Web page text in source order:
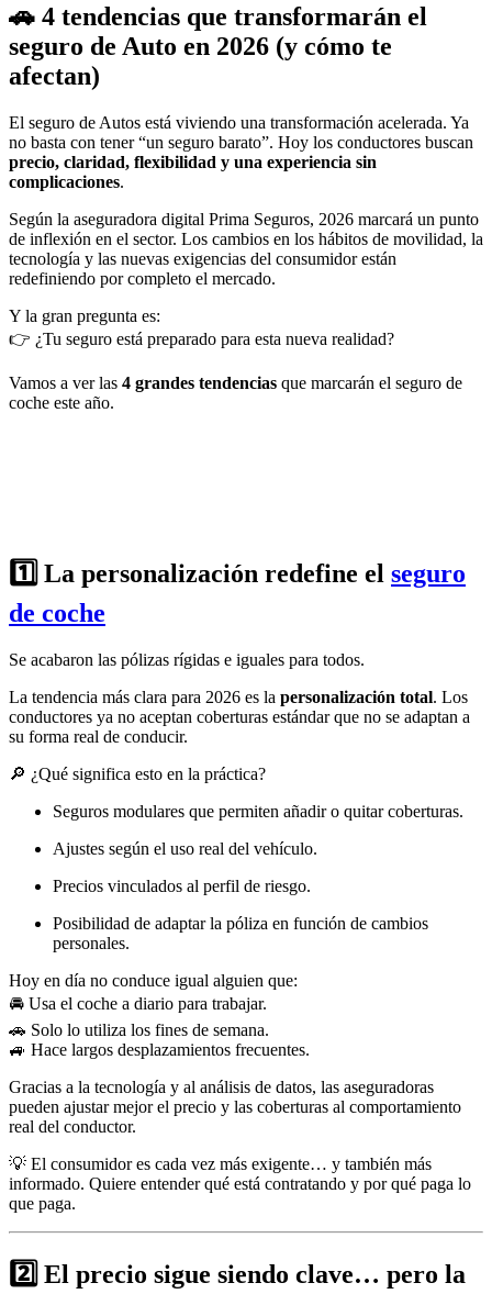
🚗 4 tendencias que transformarán el
seguro de Auto en 2026 (y cómo te
afectan)
El seguro de Autos está viviendo una transformación acelerada. Ya
no basta con tener “un seguro barato”. Hoy los conductores buscan
precio, claridad, flexibilidad y una experiencia sin
complicaciones.
Según la aseguradora digital Prima Seguros, 2026 marcará un punto
de inflexión en el sector. Los cambios en los hábitos de movilidad, la
tecnología y las nuevas exigencias del consumidor están
redefiniendo por completo el mercado.
Y la gran pregunta es:
👉 ¿Tu seguro está preparado para esta nueva realidad?
Vamos a ver las 4 grandes tendencias que marcarán el seguro de
coche este año.
1️⃣ La personalización redefine el seguro
de coche
Se acabaron las pólizas rígidas e iguales para todos.
La tendencia más clara para 2026 es la personalización total. Los
conductores ya no aceptan coberturas estándar que no se adaptan a
su forma real de conducir.
🔎 ¿Qué significa esto en la práctica?
Seguros modulares que permiten añadir o quitar coberturas.
Ajustes según el uso real del vehículo.
Precios vinculados al perfil de riesgo.
Posibilidad de adaptar la póliza en función de cambios
personales.
Hoy en día no conduce igual alguien que:
🚘 Usa el coche a diario para trabajar.
🚗 Solo lo utiliza los fines de semana.
🚙 Hace largos desplazamientos frecuentes.
Gracias a la tecnología y al análisis de datos, las aseguradoras
pueden ajustar mejor el precio y las coberturas al comportamiento
real del conductor.
💡 El consumidor es cada vez más exigente… y también más
informado. Quiere entender qué está contratando y por qué paga lo
que paga.
2️⃣ El precio sigue siendo clave… pero la